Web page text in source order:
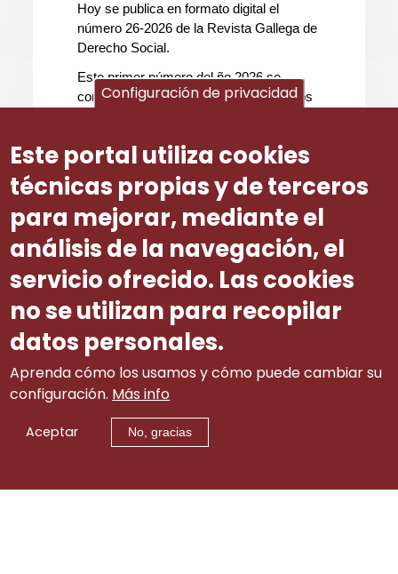
Hoy se publica en formato digital el
número 26-2026 de la Revista Gallega de
Derecho Social.
Este primer número del ño 2026 se
corresponde con los contenidos tratados
organizada en colaboración con el
Consello Galego de Relacións Laborais y
que tuvo lugar el pasado 13 de marzo en
la Facultad de Derecho de la USC.
Se puede consultar directamente a través
RGDS/26/2026
Configuración de privacidad
Este portal utiliza cookies
técnicas propias y de terceros
para mejorar, mediante el
análisis de la navegación, el
servicio ofrecido. Las cookies
no se utilizan para recopilar
datos personales.
Aprenda cómo los usamos y cómo puede cambiar su
configuración. Más info
Aceptar No, gracias